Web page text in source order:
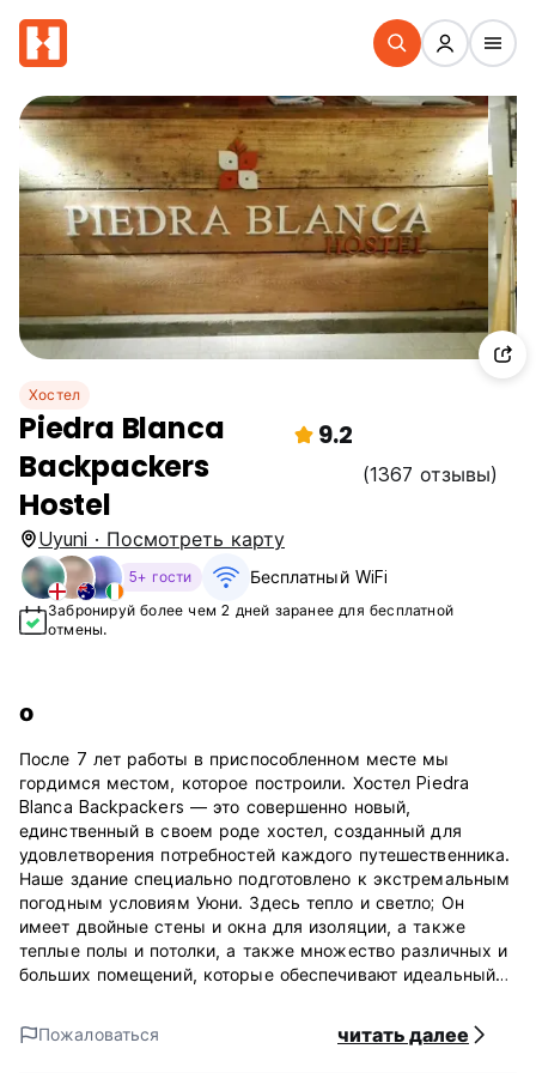
Хостел
Piedra Blanca
Backpackers
Hostel
9.2
(1367 отзывы)
Uyuni · Посмотреть карту
5+ гости Бесплатный WiFi
Забронируй более чем 2 дней заранее для бесплатной
отмены.
о
После 7 лет работы в приспособленном месте мы
гордимся местом, которое построили. Хостел Piedra
Blanca Backpackers — это совершенно новый,
единственный в своем роде хостел, созданный для
удовлетворения потребностей каждого путешественника.
Наше здание специально подготовлено к экстремальным
погодным условиям Уюни. Здесь тепло и светло; Он
имеет двойные стены и окна для изоляции, а также
теплые полы и потолки, а также множество различных и
больших помещений, которые обеспечивают идеальный
уверены, что теперь у нас есть, где вам остановиться и
отдохнуть в путешествии.
Пожаловаться читать далее